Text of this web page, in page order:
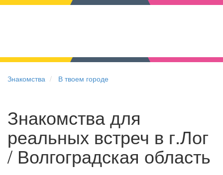
Знакомства В твоем городе
Знакомства для
реальных встреч в г.Лог
/ Волгоградская область